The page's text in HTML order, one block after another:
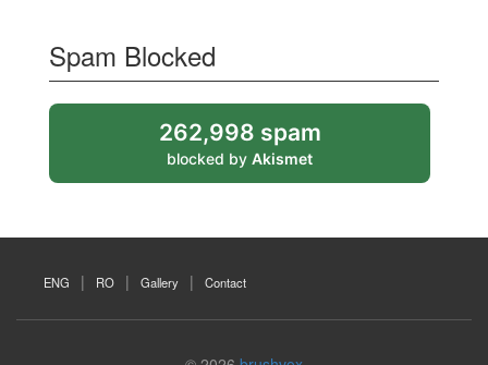
Spam Blocked
262,998 spam
blocked by Akismet
ENG RO Gallery Contact